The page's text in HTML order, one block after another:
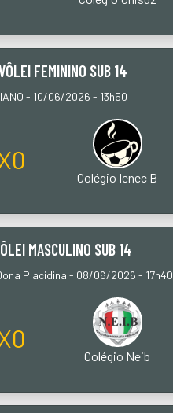
FEMININO SUB 14
- 10/06/2026 - 13h50
Colégio Ienec B
MASCULINO SUB 14
Placidina - 08/06/2026 - 17h40
Colégio Neib